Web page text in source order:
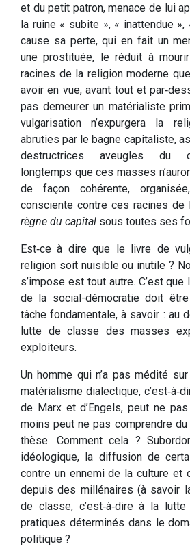
et du petit patron, menace de lui
la ruine « subite », « inattendue
cause sa perte, qui en fait un
une prostituée, le réduit à
racines de la religion moderne
avoir en vue, avant tout et
pas demeurer un matérialiste
vulgarisation n’expurgera la
abruties par le bagne capitaliste,
destructrices aveugles du
longtemps que ces masses
de façon cohérente,
consciente contre ces racines de
règne du capital sous toutes ses
Est‑ce à dire que le livre de
religion soit nuisible ou inutile ?
s’impose est tout autre. C’est que
de la social­-démocratie doit
tâche fondamentale, à savoir : au
lutte de classe des masses
exploiteurs.
Un homme qui n’a pas médité
matérialisme dialectique,
de Marx et d’Engels, peut ne
moins peut ne pas comprendre
thèse. Comment cela ?
idéologique, la diffusion de
contre un ennemi de la culture et
depuis des millénaires (à savoir
de classe, c’est‑à‑dire à la
pratiques déterminés dans le
politique ?